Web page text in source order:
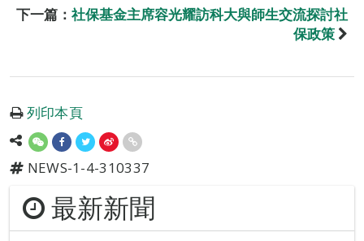
下一篇： 社保基金主席容光耀訪科大與師生交流探討社
保政策
列印本頁
NEWS-1-4-310337
最新新聞